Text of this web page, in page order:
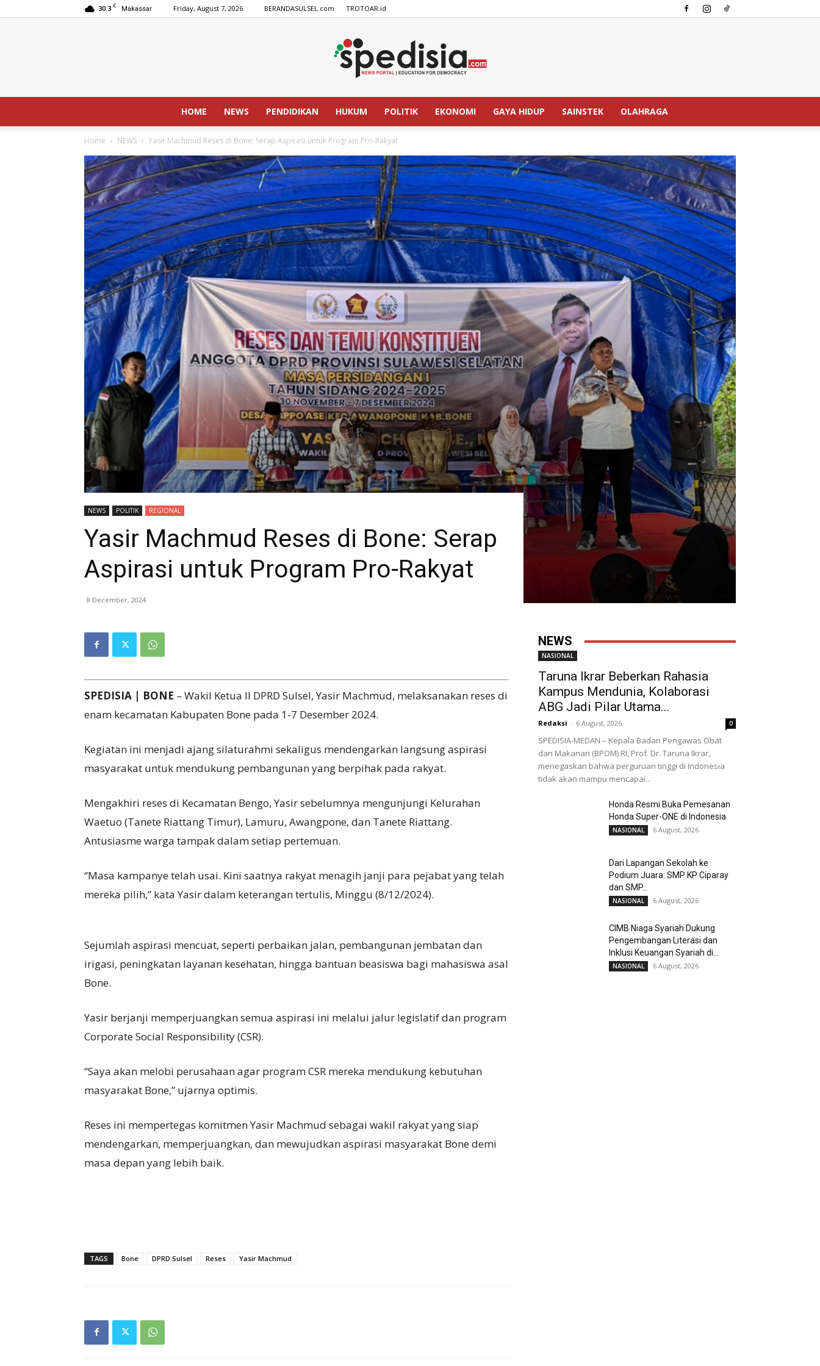
30.3 C Makassar Friday, August 7, 2026 BERANDASULSEL.com TROTOAR.id
SPEDISIA.com
HOME NEWS PENDIDIKAN HUKUM POLITIK EKONOMI GAYA HIDUP SAINSTEK OLAHRAGA
Home NEWS Yasir Machmud Reses di Bone: Serap Aspirasi untuk Program Pro-Rakyat
NEWS POLITIK REGIONAL
Yasir Machmud Reses di Bone: Serap
Aspirasi untuk Program Pro-Rakyat
8 December, 2024
SPEDISIA | BONE – Wakil Ketua II DPRD Sulsel, Yasir Machmud, melaksanakan reses di
enam kecamatan Kabupaten Bone pada 1-7 Desember 2024.
Kegiatan ini menjadi ajang silaturahmi sekaligus mendengarkan langsung aspirasi
masyarakat untuk mendukung pembangunan yang berpihak pada rakyat.
Mengakhiri reses di Kecamatan Bengo, Yasir sebelumnya mengunjungi Kelurahan
Waetuo (Tanete Riattang Timur), Lamuru, Awangpone, dan Tanete Riattang.
Antusiasme warga tampak dalam setiap pertemuan.
“Masa kampanye telah usai. Kini saatnya rakyat menagih janji para pejabat yang telah
mereka pilih,” kata Yasir dalam keterangan tertulis, Minggu (8/12/2024).
Sejumlah aspirasi mencuat, seperti perbaikan jalan, pembangunan jembatan dan
irigasi, peningkatan layanan kesehatan, hingga bantuan beasiswa bagi mahasiswa asal
Bone.
Yasir berjanji memperjuangkan semua aspirasi ini melalui jalur legislatif dan program
Corporate Social Responsibility (CSR).
“Saya akan melobi perusahaan agar program CSR mereka mendukung kebutuhan
masyarakat Bone,” ujarnya optimis.
Reses ini mempertegas komitmen Yasir Machmud sebagai wakil rakyat yang siap
mendengarkan, memperjuangkan, dan mewujudkan aspirasi masyarakat Bone demi
masa depan yang lebih baik.
TAGS Bone DPRD Sulsel Reses Yasir Machmud
NEWS
NASIONAL
Taruna Ikrar Beberkan Rahasia
Kampus Mendunia, Kolaborasi
ABG Jadi Pilar Utama...
Redaksi - 6 August, 2026 0
SPEDISIA-MEDAN – Kepala Badan Pengawas Obat
dan Makanan (BPOM) RI, Prof. Dr. Taruna Ikrar,
menegaskan bahwa perguruan tinggi di Indonesia
tidak akan mampu mencapai...
Honda Resmi Buka Pemesanan
Honda Super-ONE di Indonesia
NASIONAL 6 August, 2026
Dari Lapangan Sekolah ke
Podium Juara: SMP KP Ciparay
dan SMP...
NASIONAL 6 August, 2026
CIMB Niaga Syariah Dukung
Pengembangan Literasi dan
Inklusi Keuangan Syariah di...
NASIONAL 6 August, 2026